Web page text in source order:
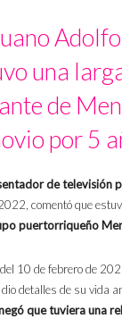
una
de
por 5
de televisión
comentó que
puertorriqueño
10 de febrero de
detalles de su vida
que tuviera una